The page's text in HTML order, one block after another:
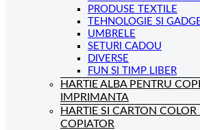
PRODUSE TEXTILE
TEHNOLOGIE SI
UMBRELE
SETURI CADOU
DIVERSE
FUN SI TIMP LIBER
HARTIE ALBA PENTRU
IMPRIMANTA
HARTIE SI CARTON COLOR
COPIATOR